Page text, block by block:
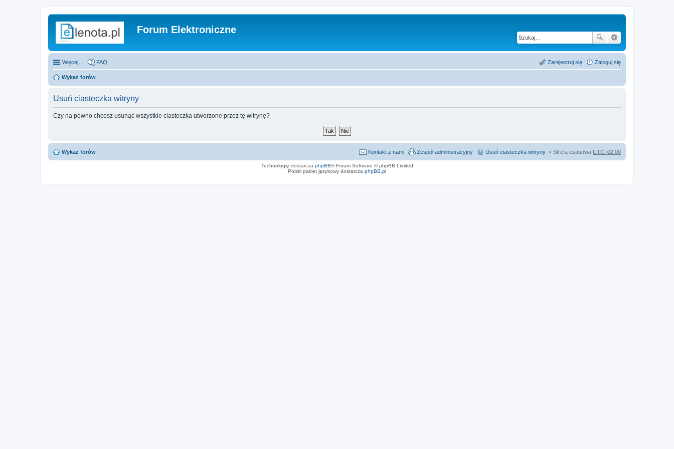
Forum Elektroniczne
Więcej… FAQ Zaloguj się
Zarejestruj się
Wykaz forów
Usuń ciasteczka witryny
Czy na pewno chcesz usunąć wszystkie ciasteczka utworzone przez tę witrynę?
Wykaz forów Strefa czasowa UTC+02:00
Usuń ciasteczka witryny
Zespół administracyjny
Kontakt z nami
Technologię dostarcza phpBB® Forum Software © phpBB Limited
Polski pakiet językowy dostarcza phpBB.pl